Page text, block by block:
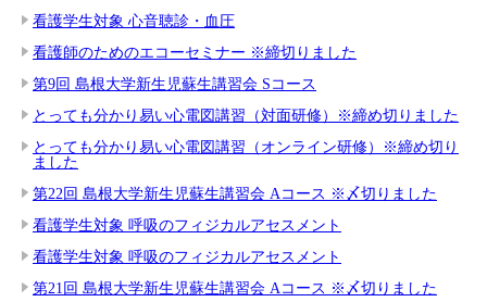
看護学生対象 心音聴診・血圧
看護師のためのエコーセミナー ※締切りました
第9回 島根大学新生児蘇生講習会 Sコース
とっても分かり易い心電図講習（対面研修）※締め切りました
とっても分かり易い心電図講習（オンライン研修）※締め切り
ました
第22回 島根大学新生児蘇生講習会 Aコース ※〆切りました
看護学生対象 呼吸のフィジカルアセスメント
看護学生対象 呼吸のフィジカルアセスメント
第21回 島根大学新生児蘇生講習会 Aコース ※〆切りました